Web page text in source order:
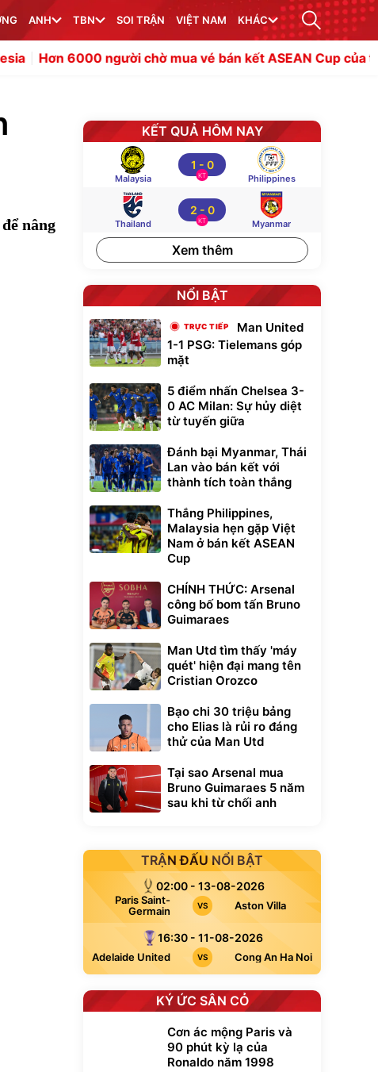
ANH TBN SOI TRẬN VIỆT NAM KHÁC
chờ mua vé bán kết ASEAN Cup của tuyển Việt Nam
nâng
KẾT QUẢ HÔM NAY
Malaysia
1 - 0
KT Philippines
Thailand
2 - 0
KT Myanmar
Xem thêm
NỔI BẬT
1-1 PSG: Tielemans góp
mặt
5 điểm nhấn Chelsea 3-
0 AC Milan: Sự hủy diệt
từ tuyến giữa
Đánh bại Myanmar, Thái
Lan vào bán kết với
thành tích toàn thắng
Thắng Philippines,
Malaysia hẹn gặp Việt
Nam ở bán kết ASEAN
Cup
CHÍNH THỨC: Arsenal
công bố bom tấn Bruno
Guimaraes
Man Utd tìm thấy 'máy
quét' hiện đại mang tên
Cristian Orozco
Bạo chi 30 triệu bảng
cho Elias là rủi ro đáng
thử của Man Utd
Tại sao Arsenal mua
Bruno Guimaraes 5 năm
sau khi từ chối anh
TRẬN ĐẤU NỔI BẬT
02:00 - 13-08-2026
Paris Saint-
Germain
VS Aston Villa
16:30 - 11-08-2026
Adelaide United VS Cong An Ha Noi
KÝ ỨC SÂN CỎ
Cơn ác mộng Paris và
90 phút kỳ lạ của
Ronaldo năm 1998